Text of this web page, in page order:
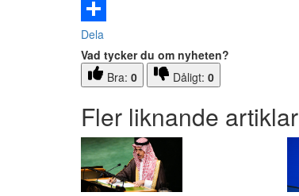
Email
Dela
Vad tycker du om nyheten?
Bra: 0 Dåligt: 0
Fler liknande artiklar